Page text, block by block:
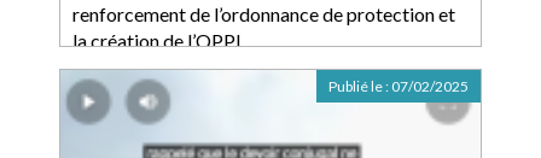
renforcement de l’ordonnance de protection et
la création de l’OPPI
Publié le : 07/02/2025